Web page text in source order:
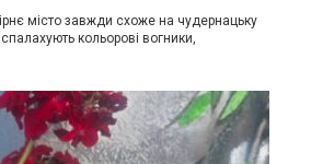
місто завжди схоже на чудернацьку
спалахують кольорові вогники,